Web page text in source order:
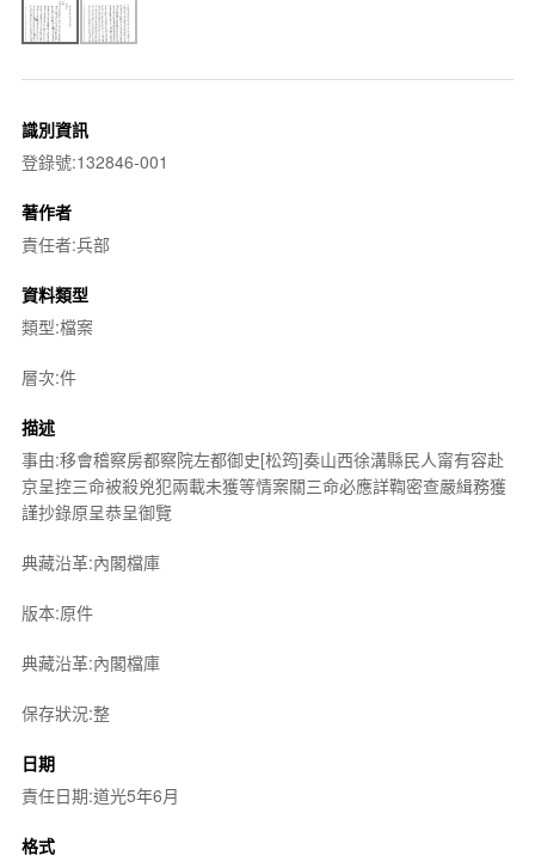
識別資訊
登錄號:132846-001
著作者
責任者:兵部
資料類型
類型:檔案
層次:件
描述
事由:移會稽察房都察院左都御史[松筠]奏山西徐溝縣民人甯有容赴
京呈控三命被殺兇犯兩載未獲等情案關三命必應詳鞫密查嚴緝務獲
謹抄錄原呈恭呈御覽
典藏沿革:內閣檔庫
版本:原件
典藏沿革:內閣檔庫
保存狀況:整
日期
責任日期:道光5年6月
格式